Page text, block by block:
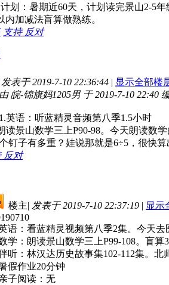
划：暑期近60天，计划读完景山2-5
内加减法盲算做熟练。
支持 反对
发表于 2019-7-10 22:36:44 | 显示全部楼
皖-锦旗妈1205男 于 2019-7-10 22:40
英语：听蓝精灵音频第八季1.5小时
读景山数学三上P90-98。今天朗读数
钉子有多重？娃说那就是6÷5，很快
反对
楼主| 发表于 2019-7-10 22:37:19 | 显示
语：看蓝精灵视频第八季2集。今天去
学：朗读景山数学三上P99-108。盲算
听：林汉达历史故事集102-112集。北
假作业20分钟
子阅读：无